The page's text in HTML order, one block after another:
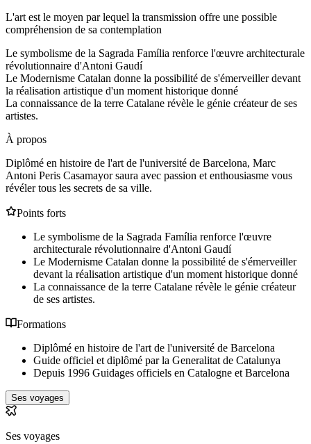
L'art est le moyen par lequel la transmission offre une possible
compréhension de sa contemplation
Le symbolisme de la Sagrada Família renforce l'œuvre architecturale
révolutionnaire d'Antoni Gaudí
Le Modernisme Catalan donne la possibilité de s'émerveiller devant
la réalisation artistique d'un moment historique donné
La connaissance de la terre Catalane révèle le génie créateur de ses
artistes.
À propos
Diplômé en histoire de l'art de l'université de Barcelona, Marc
Antoni Peris Casamayor saura avec passion et enthousiasme vous
révéler tous les secrets de sa ville.
Points forts
Le symbolisme de la Sagrada Família renforce l'œuvre
architecturale révolutionnaire d'Antoni Gaudí
Le Modernisme Catalan donne la possibilité de s'émerveiller
devant la réalisation artistique d'un moment historique donné
La connaissance de la terre Catalane révèle le génie créateur
de ses artistes.
Formations
Diplômé en histoire de l'art de l'université de Barcelona
Guide officiel et diplômé par la Generalitat de Catalunya
Depuis 1996 Guidages officiels en Catalogne et Barcelona
Ses voyages
Ses voyages